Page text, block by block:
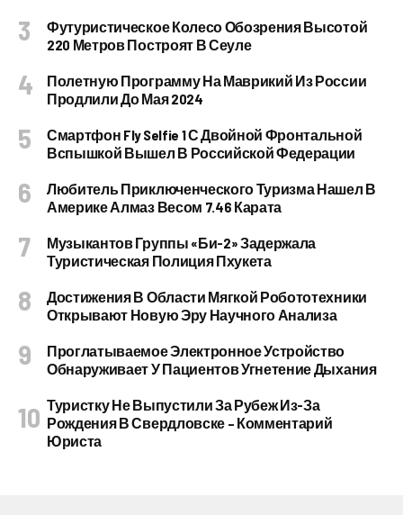
Футуристическое Колесо Обозрения Высотой
220 Метров Построят В Сеуле
Полетную Программу На Маврикий Из России
Продлили До Мая 2024
Смартфон Fly Selfie 1 С Двойной Фронтальной
Вспышкой Вышел В Российской Федерации
Любитель Приключенческого Туризма Нашел В
Америке Алмаз Весом 7.46 Карата
Музыкантов Группы «Би-2» Задержала
Туристическая Полиция Пхукета
Достижения В Области Мягкой Робототехники
Открывают Новую Эру Научного Анализа
Проглатываемое Электронное Устройство
Обнаруживает У Пациентов Угнетение Дыхания
Туристку Не Выпустили За Рубеж Из-За
Рождения В Свердловске – Комментарий
Юриста